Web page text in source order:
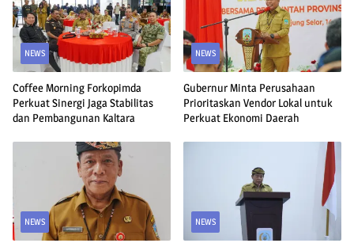
NEWS
Coffee Morning Forkopimda
Perkuat Sinergi Jaga Stabilitas
dan Pembangunan Kaltara
NEWS
Gubernur Minta Perusahaan
Prioritaskan Vendor Lokal untuk
Perkuat Ekonomi Daerah
NEWS NEWS